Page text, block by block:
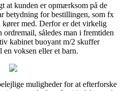
at kunden er opmærksom på de
betydning for bestillingen, som fx
med. Derfor er det virkelig
således man i fremtiden
kabinet buoyant m/2 skuffer
voksen eller et barn.
muligheder for at efterforske